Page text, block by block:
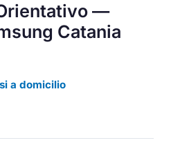
—
Catania
a domicilio